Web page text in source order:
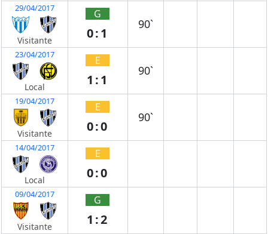
29/04/2017
Visitante
G
0:1
90`
23/04/2017
Local
E
1:1
90`
19/04/2017
Visitante
E
0:0
90`
14/04/2017
Local
E
0:0
09/04/2017
Visitante
G
1:2